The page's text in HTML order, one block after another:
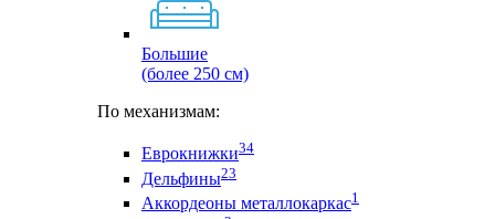
Большие
(более 250 см)
По механизмам:
Еврокнижки34
Дельфины23
Аккордеоны металлокаркас1